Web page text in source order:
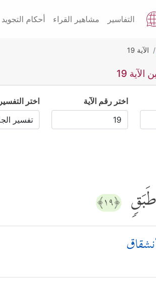
التفاسير مشاهير القراء أحكام التجويد
الآية 19
19
اختر رقم الآية اختر التفسير
﴿١٩﴾